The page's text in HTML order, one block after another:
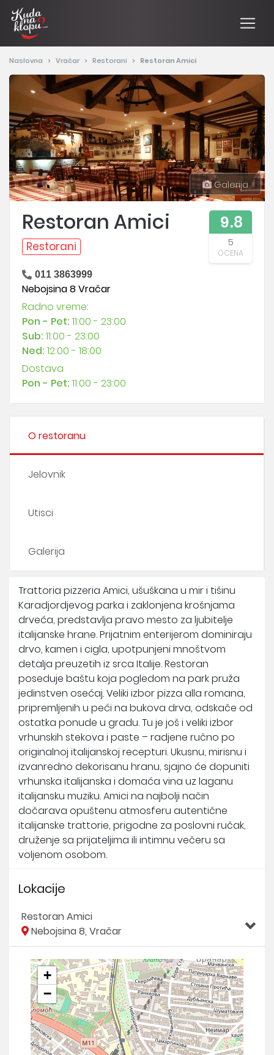
Naslovna Vračar Restorani Restoran Amici
Galerija
Restoran Amici
Restorani
011 3863999
Nebojsina 8 Vračar
Radno vreme:
Pon - Pet: 11:00 - 23:00
Sub: 11:00 - 23:00
Ned: 12:00 - 18:00
Dostava
Pon - Pet: 11:00 - 23:00
9.8
5
OCENA
O restoranu
Jelovnik
Utisci
Galerija
Trattoria pizzeria Amici, ušuškana u mir i tišinu
Karadjordjevog parka i zaklonjena krošnjama
drveća, predstavlja pravo mesto za ljubitelje
italijanske hrane. Prijatnim enterijerom dominiraju
drvo, kamen i cigla, upotpunjeni mnoštvom
detalja preuzetih iz srca Italije. Restoran
poseduje baštu koja pogledom na park pruža
jedinstven osećaj. Veliki izbor pizza alla romana,
pripremljenih u peći na bukova drva, odskače od
ostatka ponude u gradu. Tu je još i veliki izbor
vrhunskih stekova i paste – radjene ručno po
originalnoj italijanskoj recepturi. Ukusnu, mirisnu i
izvanredno dekorisanu hranu, sjajno će dopuniti
vrhunska italijanska i domaća vina uz laganu
italijansku muziku. Amici na najbolji način
dočarava opuštenu atmosferu autentične
italijanske trattorie, prigodne za poslovni ručak,
druženje sa prijateljima ili intimnu večeru sa
voljenom osobom.
Lokacije
Restoran Amici
Nebojsina 8, Vračar
+
−